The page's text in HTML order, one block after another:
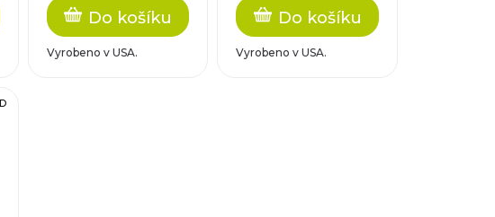
Do košíku
Vyrobeno v USA.
Do košíku
Vyrobeno v USA.